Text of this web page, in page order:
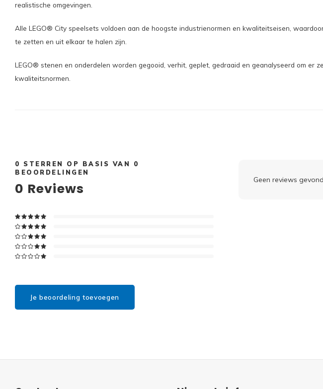
realistische omgevingen.
Alle LEGO® City speelsets voldoen aan de hoogste industrienormen en kwaliteitseisen,
te zetten en uit elkaar te halen zijn.
LEGO® stenen en onderdelen worden gegooid, verhit, geplet, gedraaid en geanalyseerd om
kwaliteitsnormen.
0 STERREN OP BASIS VAN 0
BEOORDELINGEN
0 Reviews
Je beoordeling toevoegen
Geen reviews